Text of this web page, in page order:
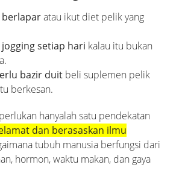
atau ikut diet pelik yang
setiap hari kalau itu bukan
bazir duit beli suplemen pelik
berkesan.
hanyalah satu pendekatan
dan berasaskan ilmu
tubuh manusia berfungsi dari
hormon, waktu makan, dan gaya